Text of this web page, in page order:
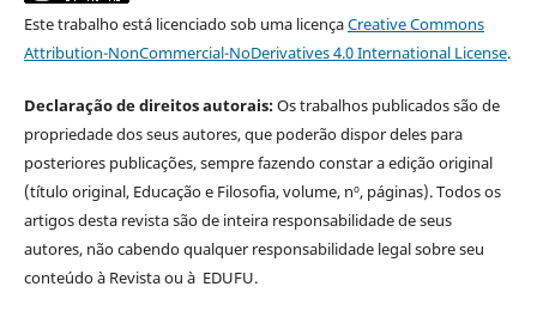
Este trabalho está licenciado sob uma licençaCreative Commons
Attribution-NonCommercial-NoDerivatives 4.0 International License.
Declaração de direitos autorais:Os trabalhos publicados são de
propriedade dos seus autores, que poderão dispor deles para
posteriores publicações, sempre fazendo constar a edição original
(título original, Educação e Filosofia, volume, nº, páginas). Todos os
artigos desta revista são de inteira responsabilidade de seus
autores, não cabendo qualquer responsabilidade legal sobre seu
conteúdo à Revista ou à EDUFU.